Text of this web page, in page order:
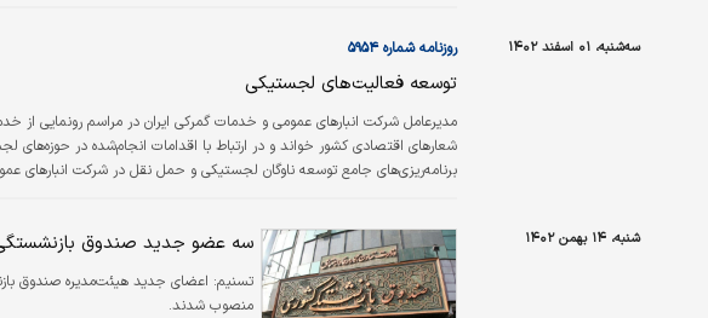
سه‌شنبه، ۰۱ اسفند ۱۴۰۲ روزنامه شماره ۵۹۵۴
توسعه فعالیت‌های لجستیکی
مدیرعامل شرکت انبارهای عمومی و خدمات گمرکی ایران در مراسم رونمایی از
شعارهای اقتصادی کشور خواند و در ارتباط با اقدامات انجام‌شده در
برنامه‌‌‌‌‌ریزی‌‌‌‌‌های جامع توسعه ناوگان لجستیکی و حمل نقل در شرکت انبارهای
شنبه، ۱۴ بهمن ۱۴۰۲ سه عضو جدید صندوق
تسنیم: اعضای جدید هیئت‌مدیره صندوق
منصوب شدند.